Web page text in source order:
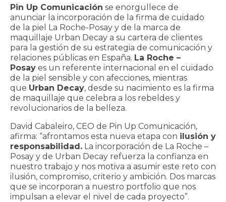
BLOG
CONTACTO
Pin Up Comunicación se enorgullece de
anunciar la incorporación de la firma de cuidado
de la piel La Roche-Posay y de la marca de
maquillaje Urban Decay a su cartera de clientes
para la gestión de su estrategia de comunicación y
relaciones públicas en España. La Roche –
Posay es un referente internacional en el cuidado
de la piel sensible y con afecciones, mientras
que Urban Decay, desde su nacimiento es la firma
de maquillaje que celebra a los rebeldes y
revolucionarios de la belleza.
David Cabaleiro, CEO de Pin Up Comunicación,
afirma: “afrontamos esta nueva etapa con ilusión y
responsabilidad. La incorporación de La Roche –
Posay y de Urban Decay refuerza la confianza en
nuestro trabajo y nos motiva a asumir este reto con
ilusión, compromiso, criterio y ambición. Dos marcas
que se incorporan a nuestro portfolio que nos
impulsan a elevar el nivel de cada proyecto”.